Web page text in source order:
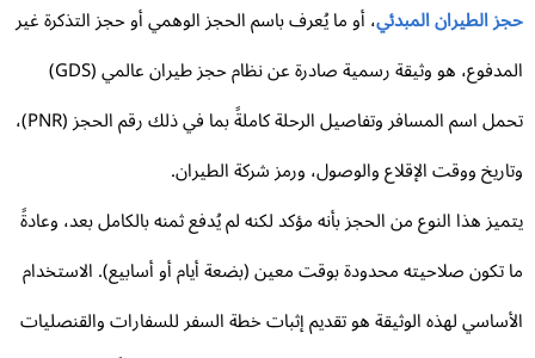
الطيران المبدئي، أو ما يُعرف باسم الحجز الوهمي أو حجز التذكرة غير
المدفوع، هو وثيقة رسمية صادرة عن نظام حجز طيران عالمي (GDS)
تحمل اسم المسافر وتفاصيل الرحلة كاملةً بما في ذلك رقم الحجز (PNR)،
ووقت الإقلاع والوصول، ورمز شركة الطيران.
هذا النوع من الحجز بأنه مؤكد لكنه لم يُدفع ثمنه بالكامل بعد، وعادةً
تكون صلاحيته محدودة بوقت معين (بضعة أيام أو أسابيع). الاستخدام
لهذه الوثيقة هو تقديم إثبات خطة السفر للسفارات والقنصليات